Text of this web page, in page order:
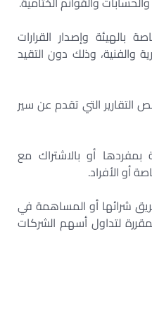
بالهيئة وإصدار القرارات
والفنية، وذلك دون التقيد
التقارير التي تقدم عن سير
أو بالاشتراك مع
أو الأفراد.
شرائها أو المساهمة في
لتداول أسهم الشركات